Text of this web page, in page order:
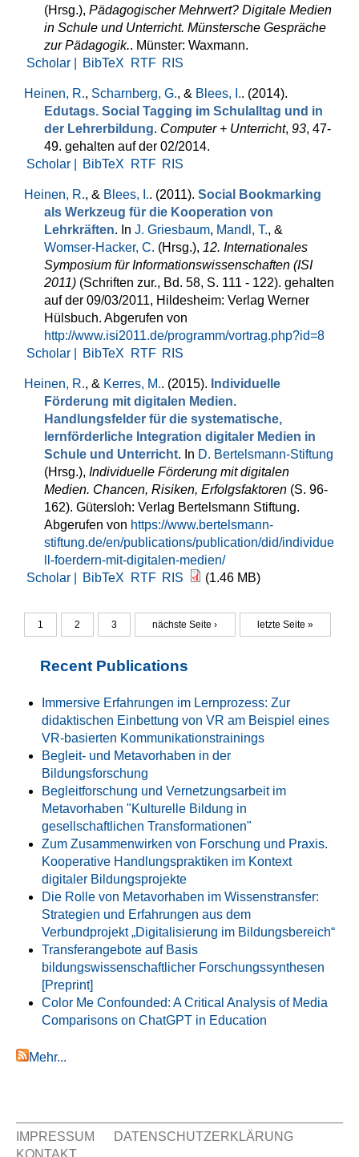
(Hrsg.), Pädagogischer Mehrwert? Digitale Medien
in Schule und Unterricht. Münstersche Gespräche
zur Pädagogik.. Münster: Waxmann.
Scholar |
BibTeX RTF RIS
Heinen, R., Scharnberg, G., & Blees, I.. (2014).
Edutags. Social Tagging im Schulalltag und in
der Lehrerbildung. Computer + Unterricht, 93, 47-
49. gehalten auf der 02/2014.
Scholar |
BibTeX RTF RIS
Heinen, R., & Blees, I.. (2011). Social Bookmarking
als Werkzeug für die Kooperation von
Lehrkräften. In J. Griesbaum, Mandl, T., &
Womser-Hacker, C. (Hrsg.), 12. Internationales
Symposium für Informationswissenschaften (ISI
2011) (Schriften zur., Bd. 58, S. 111 - 122). gehalten
auf der 09/03/2011, Hildesheim: Verlag Werner
Hülsbuch. Abgerufen von
http://www.isi2011.de/programm/vortrag.php?id=8
Scholar |
BibTeX RTF RIS
Heinen, R., & Kerres, M.. (2015). Individuelle
Förderung mit digitalen Medien.
Handlungsfelder für die systematische,
lernförderliche Integration digitaler Medien in
Schule und Unterricht. In D. Bertelsmann-Stiftung
(Hrsg.), Individuelle Förderung mit digitalen
Medien. Chancen, Risiken, Erfolgsfaktoren (S. 96-
162). Gütersloh: Verlag Bertelsmann Stiftung.
Abgerufen von https://www.bertelsmann-
stiftung.de/en/publications/publication/did/individue
ll-foerdern-mit-digitalen-medien/
Scholar |
BibTeX RTF RIS (1.46 MB)
Seiten
1 2 3 nächste Seite › letzte Seite »
Recent Publications
Immersive Erfahrungen im Lernprozess: Zur
didaktischen Einbettung von VR am Beispiel eines
VR-basierten Kommunikationstrainings
Begleit- und Metavorhaben in der
Bildungsforschung
Begleitforschung und Vernetzungsarbeit im
Metavorhaben "Kulturelle Bildung in
gesellschaftlichen Transformationen"
Zum Zusammenwirken von Forschung und Praxis.
Kooperative Handlungspraktiken im Kontext
digitaler Bildungsprojekte
Die Rolle von Metavorhaben im Wissenstransfer:
Strategien und Erfahrungen aus dem
Verbundprojekt „Digitalisierung im Bildungsbereich“
Transferangebote auf Basis
bildungswissenschaftlicher Forschungssynthesen
[Preprint]
Color Me Confounded: A Critical Analysis of Media
Comparisons on ChatGPT in Education
Mehr...
IMPRESSUM
DATENSCHUTZERKLÄRUNG
KONTAKT